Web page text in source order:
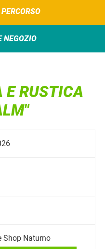
NEGOZIO
E RUSTICA
Shop Naturno